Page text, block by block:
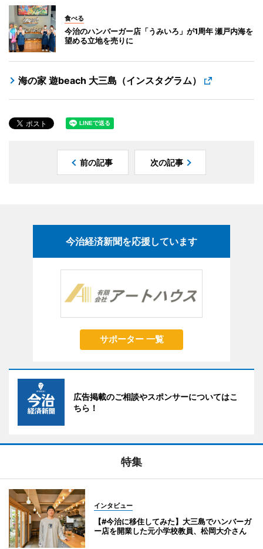
食べる
今治のハンバーガー店「うみいろ」が1周年 瀬戸内海を
望める立地を売りに
海の家 遊beach 大三島（インスタグラム）
前の記事 次の記事
今治経済新聞を応援しています
サポーター 一覧
広告掲載のご相談やスポンサーについてはこ
ちら！
特集
インタビュー
【#今治に移住してみた】大三島でハンバーガ
ー店を開業した元小学校教員、松岡大介さん